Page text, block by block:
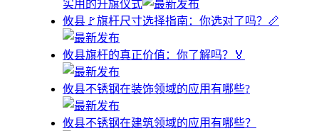
实用的升旗仪式
攸县🚩旗杆尺寸选择指南：你选对了吗？📏
攸县旗杆的真正价值：你了解吗？🏅
攸县不锈钢在装饰领域的应用有哪些?
攸县不锈钢在建筑领域的应用有哪些？